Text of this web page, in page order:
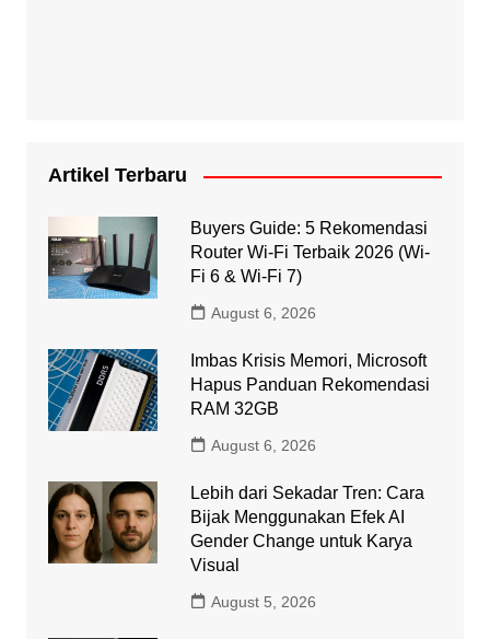
Artikel Terbaru
Buyers Guide: 5 Rekomendasi
Router Wi-Fi Terbaik 2026 (Wi-
Fi 6 & Wi-Fi 7)
August 6, 2026
Imbas Krisis Memori, Microsoft
Hapus Panduan Rekomendasi
RAM 32GB
August 6, 2026
Lebih dari Sekadar Tren: Cara
Bijak Menggunakan Efek AI
Gender Change untuk Karya
Visual
August 5, 2026